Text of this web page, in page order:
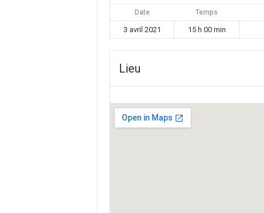
Date Temps
3 avril 2021 15 h 00 min
Lieu